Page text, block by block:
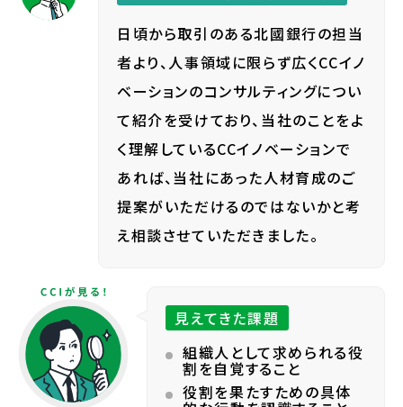
日頃から取引のある北國銀行の担当
者より、人事領域に限らず広くCCイノ
ベーションのコンサルティングについ
て紹介を受けており、当社のことをよ
く理解しているCCイノベーションで
あれば、当社にあった人材育成のご
提案がいただけるのではないかと考
え相談させていただきました。
見えてきた課題
組織人として求められる役
割を自覚すること
役割を果たすための具体